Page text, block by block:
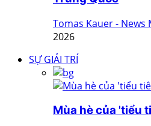
Tomas Kauer -
2026
SỰ GIẢI TRÍ
Mùa hè của 'tiểu